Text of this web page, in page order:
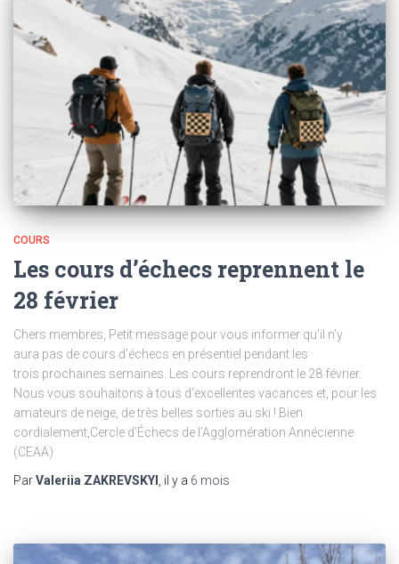
COURS
Les cours d’échecs reprennent le
28 février
Chers membres, Petit message pour vous informer qu’il n’y
aura pas de cours d’échecs en présentiel pendant les
trois prochaines semaines. Les cours reprendront le 28 février.
Nous vous souhaitons à tous d’excellentes vacances et, pour les
amateurs de neige, de très belles sorties au ski ! Bien
cordialement,Cercle d’Échecs de l’Agglomération Annécienne
(CEAA)
ParValeriia ZAKREVSKYI , il y a 6 mois